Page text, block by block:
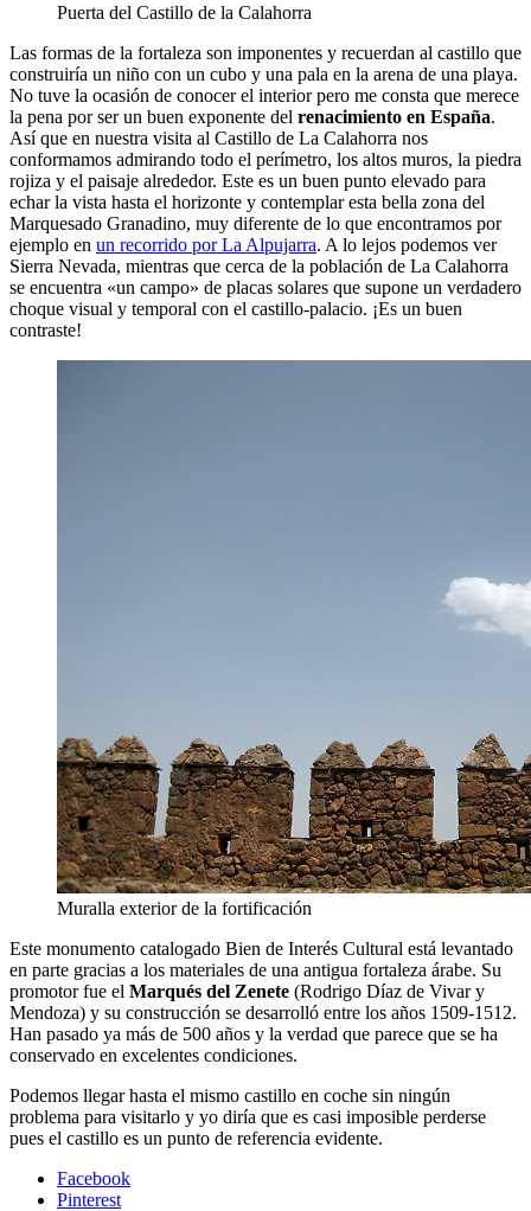
Puerta del Castillo de la Calahorra
Las formas de la fortaleza son imponentes y recuerdan al castillo que
construiría un niño con un cubo y una pala en la arena de una playa.
No tuve la ocasión de conocer el interior pero me consta que merece
la pena por ser un buen exponente del renacimiento en España.
Así que en nuestra visita al Castillo de La Calahorra nos
conformamos admirando todo el perímetro, los altos muros, la piedra
rojiza y el paisaje alrededor. Este es un buen punto elevado para
echar la vista hasta el horizonte y contemplar esta bella zona del
Marquesado Granadino, muy diferente de lo que encontramos por
ejemplo en un recorrido por La Alpujarra. A lo lejos podemos ver
Sierra Nevada, mientras que cerca de la población de La Calahorra
se encuentra «un campo» de placas solares que supone un verdadero
choque visual y temporal con el castillo-palacio. ¡Es un buen
contraste!
Muralla exterior de la fortificación
Este monumento catalogado Bien de Interés Cultural está levantado
en parte gracias a los materiales de una antigua fortaleza árabe. Su
promotor fue el Marqués del Zenete (Rodrigo Díaz de Vivar y
Mendoza) y su construcción se desarrolló entre los años 1509-1512.
Han pasado ya más de 500 años y la verdad que parece que se ha
conservado en excelentes condiciones.
Podemos llegar hasta el mismo castillo en coche sin ningún
problema para visitarlo y yo diría que es casi imposible perderse
pues el castillo es un punto de referencia evidente.
Facebook
Pinterest